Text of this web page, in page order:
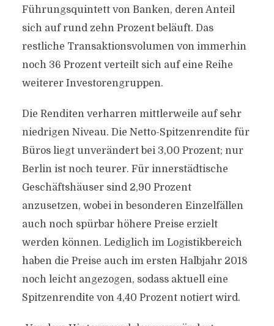
Führungsquintett von Banken, deren Anteil
sich auf rund zehn Prozent beläuft. Das
restliche Transaktionsvolumen von immerhin
noch 36 Prozent verteilt sich auf eine Reihe
weiterer Investorengruppen.
Die Renditen verharren mittlerweile auf sehr
niedrigen Niveau. Die Netto-Spitzenrendite für
Büros liegt unverändert bei 3,00 Prozent; nur
Berlin ist noch teurer. Für innerstädtische
Geschäftshäuser sind 2,90 Prozent
anzusetzen, wobei in besonderen Einzelfällen
auch noch spürbar höhere Preise erzielt
werden können. Lediglich im Logistikbereich
haben die Preise auch im ersten Halbjahr 2018
noch leicht angezogen, sodass aktuell eine
Spitzenrendite von 4,40 Prozent notiert wird.